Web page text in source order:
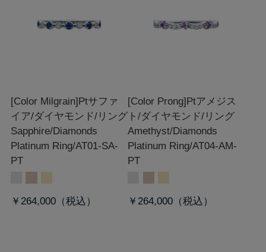
[Color Milgrain]Ptサファ
イア/ダイヤモンド/リング
Sapphire/Diamonds
Platinum Ring/AT01-SA-
PT
￥264,000
[Color Prong]Ptアメジス
ト/ダイヤモンド/リング
Amethyst/Diamonds
Platinum Ring/AT04-AM-
PT
￥264,000